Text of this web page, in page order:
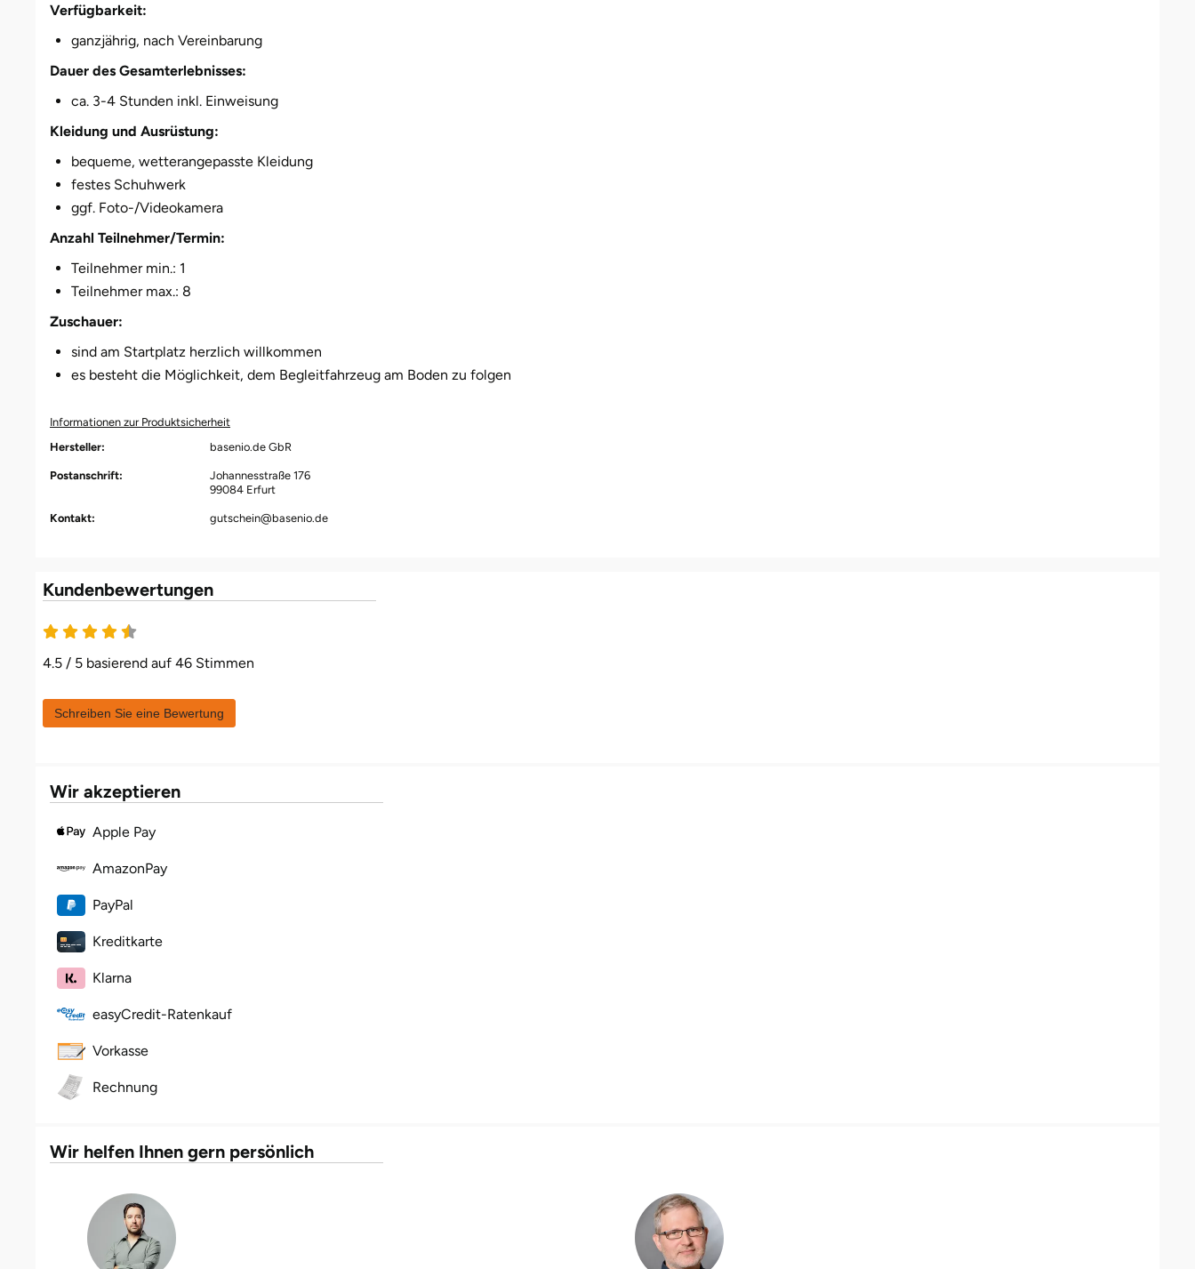
Verfügbarkeit:
ganzjährig, nach Vereinbarung
Dauer des Gesamterlebnisses:
ca. 3-4 Stunden inkl. Einweisung
Kleidung und Ausrüstung:
bequeme, wetterangepasste Kleidung
festes Schuhwerk
ggf. Foto-/Videokamera
Anzahl Teilnehmer/Termin:
Teilnehmer min.: 1
Teilnehmer max.: 8
Zuschauer:
sind am Startplatz herzlich willkommen
es besteht die Möglichkeit, dem Begleitfahrzeug am Boden zu folgen
Informationen zur Produktsicherheit
Hersteller:
basenio.de GbR
Postanschrift:
Johannesstraße 176
99084 Erfurt
Kontakt: gutschein@basenio.de
Kundenbewertungen
4.5 / 5 basierend auf 46 Stimmen
Schreiben Sie eine Bewertung
Wir akzeptieren
Apple Pay
AmazonPay
PayPal
Kreditkarte
Klarna
easyCredit-Ratenkauf
Vorkasse
Rechnung
Wir helfen Ihnen gern persönlich
Duisburg
Erfurt
Flensburg
Freiberg
Fulda
Gelnhausen
Gera
Gersfeld
Göppingen
Hamburg
Hannover
Heidenheim